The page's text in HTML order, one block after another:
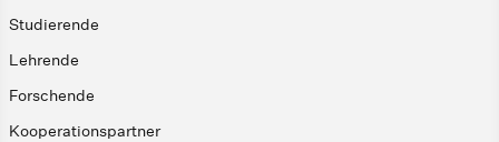
Studierende
Lehrende
Forschende
Kooperationspartner